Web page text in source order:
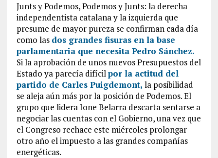
Junts y Podemos, Podemos y Junts: la derecha
independentista catalana y la izquierda que
presume de mayor pureza se confirman cada día
como las dos grandes fisuras en la base
parlamentaria que necesita Pedro Sánchez.
Si la aprobación de unos nuevos Presupuestos del
Estado ya parecía difícilpor la actitud del
partido de Carles Puigdemont, la posibilidad
se aleja aún más por la posición de Podemos. El
grupo que lidera Ione Belarra descarta sentarse a
negociar las cuentas con el Gobierno, una vez que
el Congreso rechace este miércoles prolongar
otro año el impuesto a las grandes compañías
energéticas.